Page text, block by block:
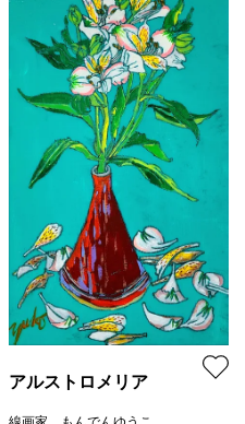
アルストロメリア